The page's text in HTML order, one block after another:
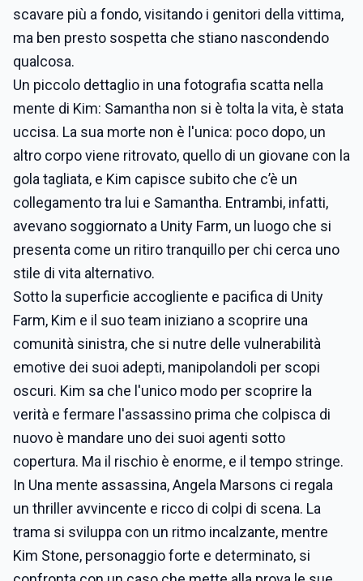
scavare più a fondo, visitando i genitori della vittima,
ma ben presto sospetta che stiano nascondendo
qualcosa.
Un piccolo dettaglio in una fotografia scatta nella
mente di Kim: Samantha non si è tolta la vita, è stata
uccisa. La sua morte non è l'unica: poco dopo, un
altro corpo viene ritrovato, quello di un giovane con la
gola tagliata, e Kim capisce subito che c’è un
collegamento tra lui e Samantha. Entrambi, infatti,
avevano soggiornato a Unity Farm, un luogo che si
presenta come un ritiro tranquillo per chi cerca uno
stile di vita alternativo.
Sotto la superficie accogliente e pacifica di Unity
Farm, Kim e il suo team iniziano a scoprire una
comunità sinistra, che si nutre delle vulnerabilità
emotive dei suoi adepti, manipolandoli per scopi
oscuri. Kim sa che l'unico modo per scoprire la
verità e fermare l'assassino prima che colpisca di
nuovo è mandare uno dei suoi agenti sotto
copertura. Ma il rischio è enorme, e il tempo stringe.
In Una mente assassina, Angela Marsons ci regala
un thriller avvincente e ricco di colpi di scena. La
trama si sviluppa con un ritmo incalzante, mentre
Kim Stone, personaggio forte e determinato, si